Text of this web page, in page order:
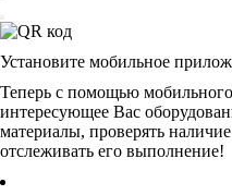
Установите мобильное
Теперь с помощью мобильного
интересующее Вас
материалы, проверять наличие
отслеживать его выполнение!